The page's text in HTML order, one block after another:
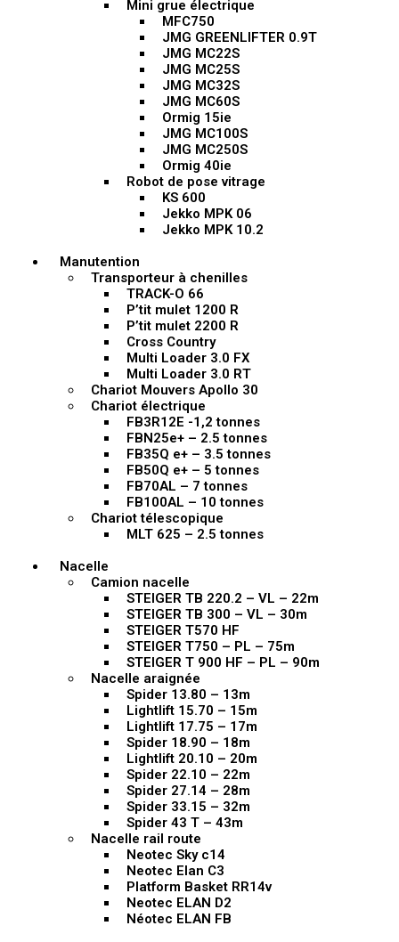
Mini grue électrique
MFC750
JMG GREENLIFTER 0.9T
JMG MC22S
JMG MC25S
JMG MC32S
JMG MC60S
Ormig 15ie
JMG MC100S
JMG MC250S
Ormig 40ie
Robot de pose vitrage
KS 600
Jekko MPK 06
Jekko MPK 10.2
Manutention
Transporteur à chenilles
TRACK-O 66
P’tit mulet 1200 R
P’tit mulet 2200 R
Cross Country
Multi Loader 3.0 FX
Multi Loader 3.0 RT
Chariot Mouvers Apollo 30
Chariot électrique
FB3R12E -1,2 tonnes
FBN25e+ – 2.5 tonnes
FB35Q e+ – 3.5 tonnes
FB50Q e+ – 5 tonnes
FB70AL – 7 tonnes
FB100AL – 10 tonnes
Chariot télescopique
MLT 625 – 2.5 tonnes
Nacelle
Camion nacelle
STEIGER TB 220.2 – VL – 22m
STEIGER TB 300 – VL – 30m
STEIGER T570 HF
STEIGER T750 – PL – 75m
STEIGER T 900 HF – PL – 90m
Nacelle araignée
Spider 13.80 – 13m
Lightlift 15.70 – 15m
Lightlift 17.75 – 17m
Spider 18.90 – 18m
Lightlift 20.10 – 20m
Spider 22.10 – 22m
Spider 27.14 – 28m
Spider 33.15 – 32m
Spider 43 T – 43m
Nacelle rail route
Neotec Sky c14
Neotec Elan C3
Platform Basket RR14v
Neotec ELAN D2
Néotec ELAN FB